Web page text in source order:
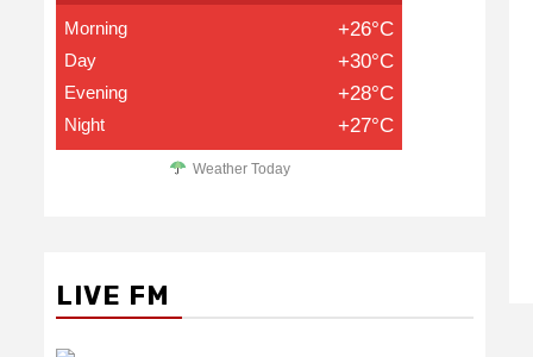
Morning +26°C
Day +30°C
Evening +28°C
Night +27°C
Weather Today
LIVE FM